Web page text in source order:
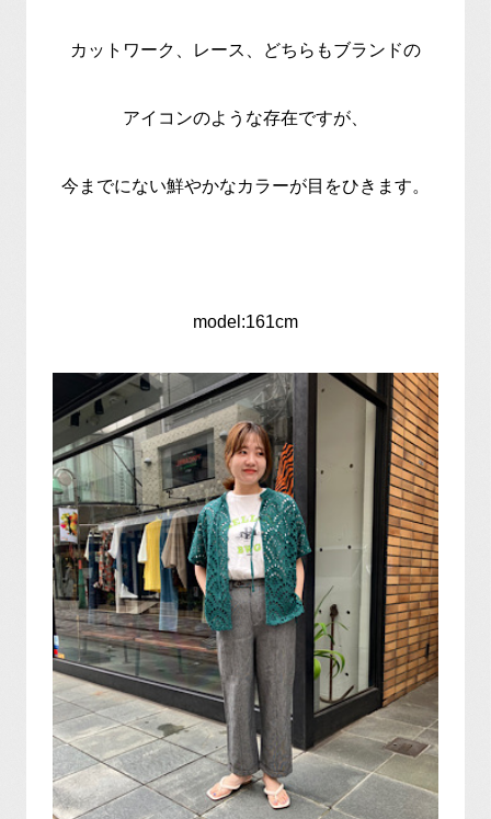
カットワーク、レース、どちらもブランドの
アイコンのような存在ですが、
今までにない鮮やかなカラーが目をひきます。
model:161cm